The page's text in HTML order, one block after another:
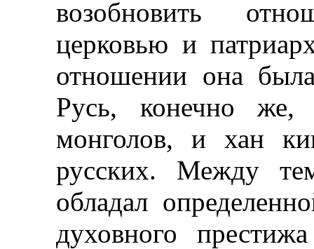
возобновить
церковью и
отношении она
Русь, конечно же,
монголов, и хан
русских. Между
обладал
духовного